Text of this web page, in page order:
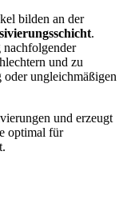
bilden an der
.
und zu
ungleichmäßigen
und erzeugt
optimal für